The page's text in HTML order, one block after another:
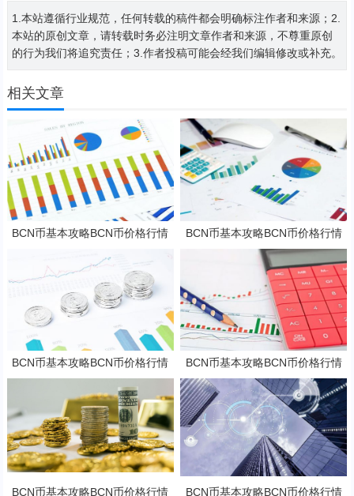
1.本站遵循行业规范，任何转载的稿件都会明确标注作者和来源；2.
本站的原创文章，请转载时务必注明文章作者和来源，不尊重原创
的行为我们将追究责任；3.作者投稿可能会经我们编辑修改或补充。
相关文章
BCN币基本攻略BCN币价格行情
BCN币基本攻略BCN币价格行情
及潜力分析
BCN币基本攻略BCN币价格行情
及潜力分析
BCN币基本攻略BCN币价格行情
及潜力分析
BCN币基本攻略BCN币价格行情 BCN币基本攻略BCN币价格行情